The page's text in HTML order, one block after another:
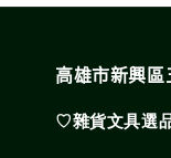
高雄市新興
♡雜貨文具選